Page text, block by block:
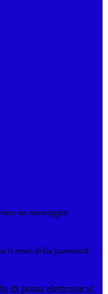
un messaggio
il reset della password
di posta elettronica!